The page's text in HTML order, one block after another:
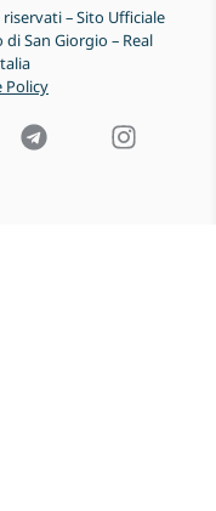
– Sito Ufficiale
San Giorgio – Real
Policy